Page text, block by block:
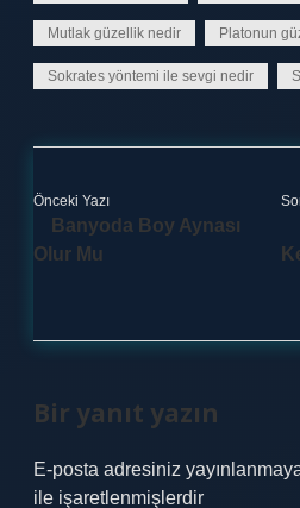
Mutlak güzellik nedir Platonun
Sokrates yöntemi ile sevgi nedir
Önceki Yazı
Banyoda Boy Aynası
Olur Mu
Bir yanıt yazın
E-posta adresiniz
ile işaretlenmişlerdir